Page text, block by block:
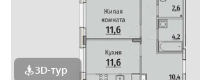
3D-тур